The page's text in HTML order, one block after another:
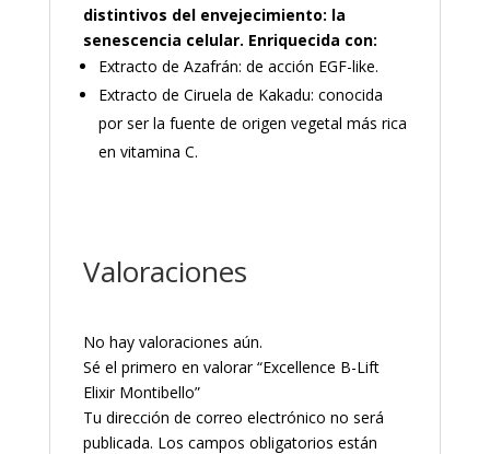
distintivos del envejecimiento: la
senescencia celular. Enriquecida con:
Extracto de Azafrán: de acción EGF-like.
Extracto de Ciruela de Kakadu: conocida
por ser la fuente de origen vegetal más rica
en vitamina C.
Valoraciones
No hay valoraciones aún.
Sé el primero en valorar “Excellence B-Lift
Elixir Montibello”
Tu dirección de correo electrónico no será
publicada. Los campos obligatorios están